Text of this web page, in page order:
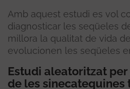
Amb aquest estudi es vol
diagnosticar les seqüeles
millora la qualitat de vida
evolucionen les seqüeles
Estudi aleatoritzat
de les sinecatequines